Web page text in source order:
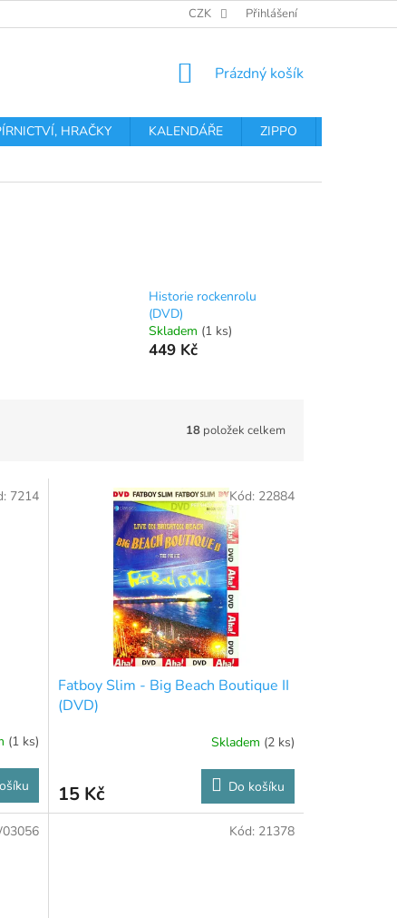
PODMÍNKY OCHRANY OSOBNÍCH
CZK Přihlášení
NÁKUPNÍ
Prázdný košík
HRAČKY KALENDÁŘE ZIPPO
Historie rockenrolu
(DVD)
Skladem (1 ks)
449 Kč
18 položek celkem
(1 ks)
7214
Fatboy Slim - Big Beach Boutique II
(DVD)
Skladem (2 ks)
15 Kč Do košíku
Kód: 22884
Kód: 21378